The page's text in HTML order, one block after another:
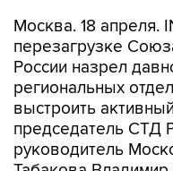
Москва. 18 апреля.
перезагрузке
России назрел
региональных
выстроить
председатель СТД
руководитель